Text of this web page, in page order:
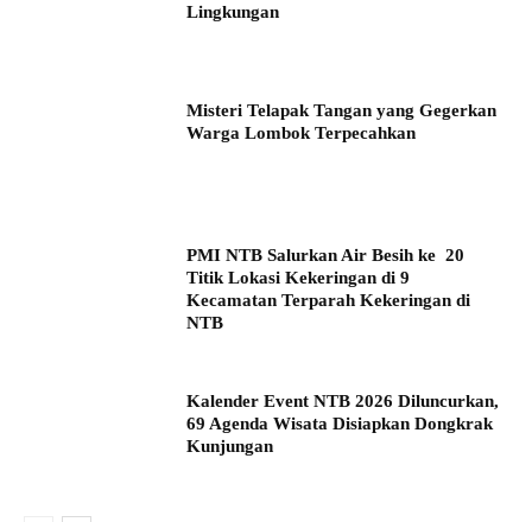
Lingkungan
Misteri Telapak Tangan yang Gegerkan
Warga Lombok Terpecahkan
PMI NTB Salurkan Air Besih ke 20
Titik Lokasi Kekeringan di 9
Kecamatan Terparah Kekeringan di
NTB
Kalender Event NTB 2026 Diluncurkan,
69 Agenda Wisata Disiapkan Dongkrak
Kunjungan